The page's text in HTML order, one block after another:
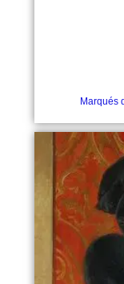
Marqués